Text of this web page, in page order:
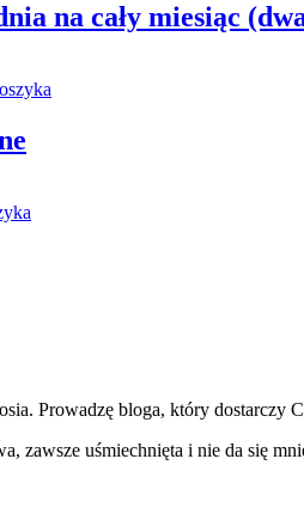
na cały miesiąc
Prowadzę bloga, który dostarczy
zawsze uśmiechnięta i nie da się